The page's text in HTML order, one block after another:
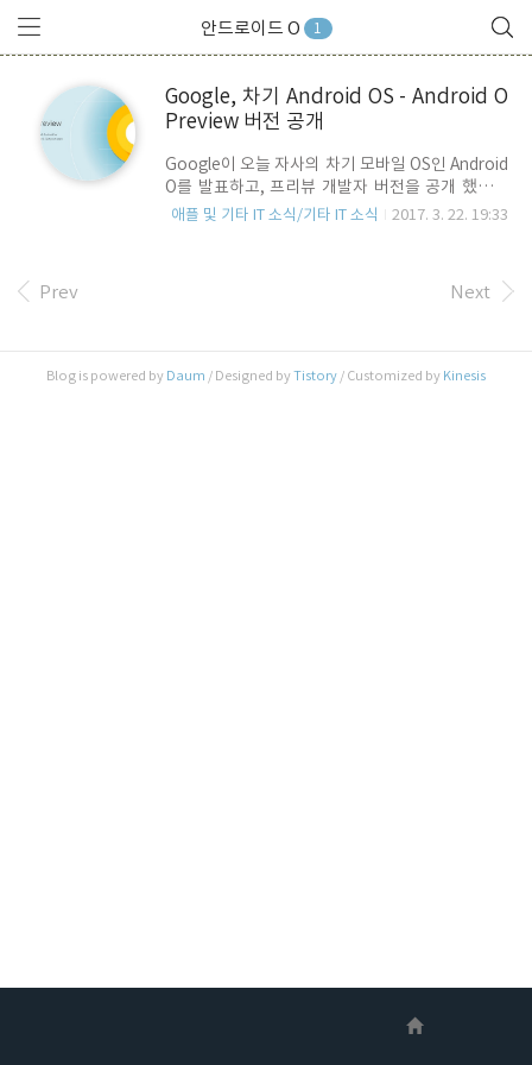
안드로이드 O 1
Google, 차기 Android OS - Android O
Preview 버전 공개
Google이 오늘 자사의 차기 모바일 OS인 Android
O를 발표하고, 프리뷰 개발자 버전을 공개 했습니
다. 물론 모든 Android 기기에서 사용할 수 있는 것
현재 안드로이드 최신 버전은 Android 7.0
Nougat 이죠.. Android O의 주요 기능은
동입력(Autofill) 향상, PIP(Picture In Picture)
모드 지원 및 Adobe RGB, ProPhoto RGB, DCI-
애플 및 기타 IT 소식/기타 IT 소식 2017. 3. 22. 19:33
Prev Next
Blog is powered by Daum / Designed byTistory / Customized by Kinesis